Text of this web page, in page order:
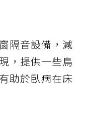
隔音設備，減
，提供一些鳥
助於臥病在床